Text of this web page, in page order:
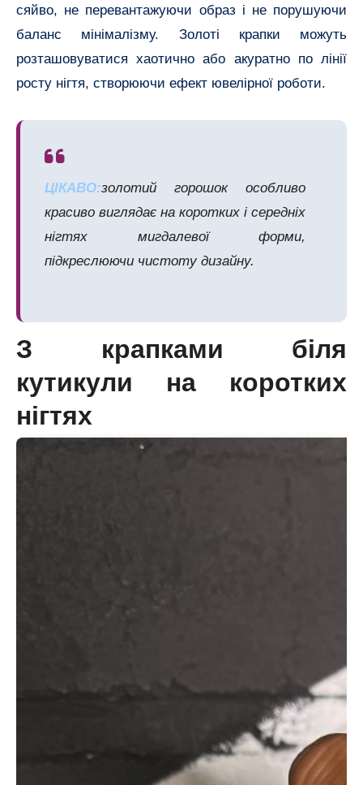
сяйво, не перевантажуючи образ і не порушуючи
баланс мінімалізму. Золоті крапки можуть
розташовуватися хаотично або акуратно по лінії
росту нігтя, створюючи ефект ювелірної роботи.
ЦІКАВО:золотий горошок особливо
красиво виглядає на коротких і середніх
нігтях мигдалевої форми,
підкреслюючи чистоту дизайну.
З крапками біля
кутикули на коротких
нігтях